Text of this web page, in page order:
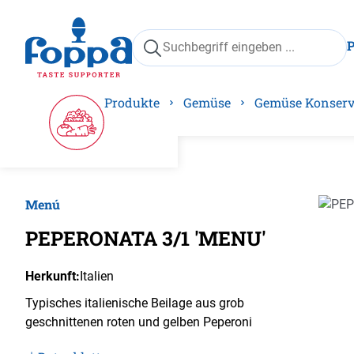
Zur Hauptnavigation springen
Produkte Gemüse Gemüse
Menú
PEPERONATA 3/1 'MENU'
Herkunft:Italien
Typisches italienische Beilage aus grob
geschnittenen roten und gelben Peperoni